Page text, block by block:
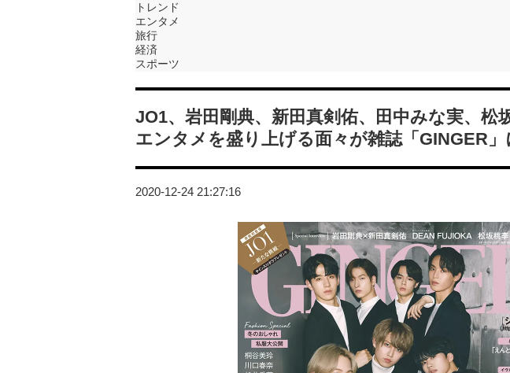
トレンド
エンタメ
旅行
経済
スポーツ
JO1、岩田剛典、新田真剣佑、田中みな実、松
エンタメを盛り上げる面々が雑誌「GINGER」
2020-12-24 21:27:16